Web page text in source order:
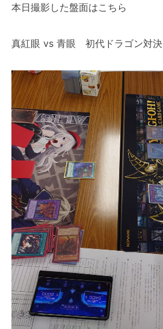
本日撮影した盤面はこちら
真紅眼 vs 青眼 初代ドラゴン対決